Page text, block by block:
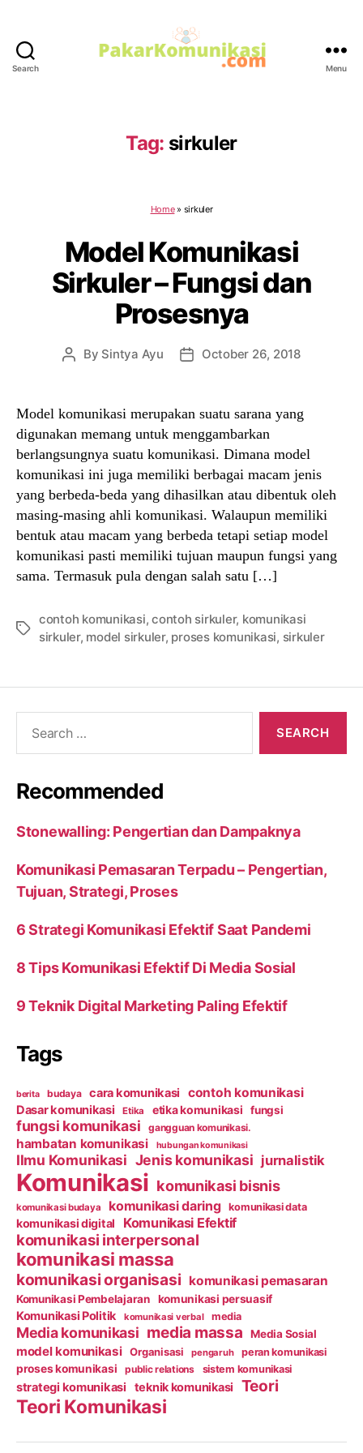
Search Menu
Tag: sirkuler
Home» sirkuler
Model Komunikasi
Sirkuler – Fungsi dan
Prosesnya
Post
By Sintya Ayu
PostOctober 26, 2018
Model komunikasi merupakan suatu sarana yang
digunakan memang untuk menggambarkan
berlangsungnya suatu komunikasi. Dimana model
komunikasi ini juga memiliki berbagai macam jenis
yang berbeda-beda yang dihasilkan atau dibentuk oleh
masing-masing ahli komunikasi. Walaupun memiliki
bentuk atau macam yang berbeda tetapi setiap model
komunikasi pasti memiliki tujuan maupun fungsi yang
sama. Termasuk pula dengan salah satu […]
Tags
contoh komunikasi,contoh sirkuler, komunikasi
sirkuler, model sirkuler, proses komunikasi, sirkuler
Recommended
Stonewalling: Pengertian dan Dampaknya
Komunikasi Pemasaran Terpadu – Pengertian,
Tujuan, Strategi, Proses
6 Strategi Komunikasi Efektif Saat Pandemi
8 Tips Komunikasi Efektif Di Media Sosial
9 Teknik Digital Marketing Paling Efektif
Tags
berita budaya cara komunikasi contoh komunikasi
Dasar komunikasi Etika etika komunikasi fungsi
fungsi komunikasi gangguan komunikasi.
hambatan komunikasi hubungan komunikasi
Ilmu Komunikasi Jenis komunikasi jurnalistik
Komunikasi komunikasi bisnis
komunikasi budaya komunikasi daring komunikasi data
komunikasi digital Komunikasi Efektif
komunikasi interpersonal
komunikasi massa
komunikasi organisasi komunikasi pemasaran
Komunikasi Pembelajaran komunikasi persuasif
Komunikasi Politik komunikasi verbal media
Media komunikasi media massa Media Sosial
model komunikasi Organisasi pengaruh peran komunikasi
proses komunikasi public relations sistem komunikasi
strategi komunikasi teknik komunikasi Teori
Teori Komunikasi